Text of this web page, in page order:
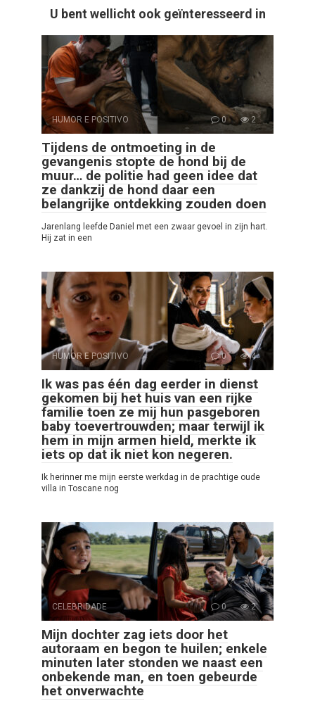
U bent wellicht ook geïnteresseerd in
HUMOR E POSITIVO 0 2
Tijdens de ontmoeting in de
gevangenis stopte de hond bij de
muur… de politie had geen idee dat
ze dankzij de hond daar een
belangrijke ontdekking zouden doen
Jarenlang leefde Daniel met een zwaar gevoel in zijn hart.
Hij zat in een
HUMOR E POSITIVO 0 4
Ik was pas één dag eerder in dienst
gekomen bij het huis van een rijke
familie toen ze mij hun pasgeboren
baby toevertrouwden; maar terwijl ik
hem in mijn armen hield, merkte ik
iets op dat ik niet kon negeren.
Ik herinner me mijn eerste werkdag in de prachtige oude
villa in Toscane nog
CELEBRIDADE 0 2
Mijn dochter zag iets door het
autoraam en begon te huilen; enkele
minuten later stonden we naast een
onbekende man, en toen gebeurde
het onverwachte